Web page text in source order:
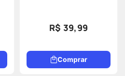
R$ 39,99
Comprar